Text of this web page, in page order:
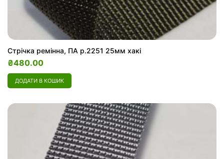
Стрічка ремінна, ПА р.2251 25мм хакі
₴480.00
ДОДАТИ В КОШИК